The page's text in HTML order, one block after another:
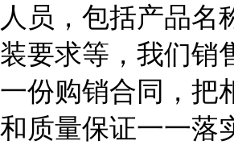
人员，包括产品名
装要求等，我们销
一份购销合同，把
和质量保证一一落